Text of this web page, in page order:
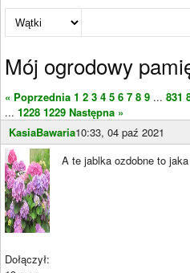
Mój ogrodowy
« Poprzednia 1 2 3 4 5 6 7 8 9 ... 831
... 1228 1229 Następna »
KasiaBawaria10:33, 04 paź 2021
Dołączył:
A te jablka ozdobne to